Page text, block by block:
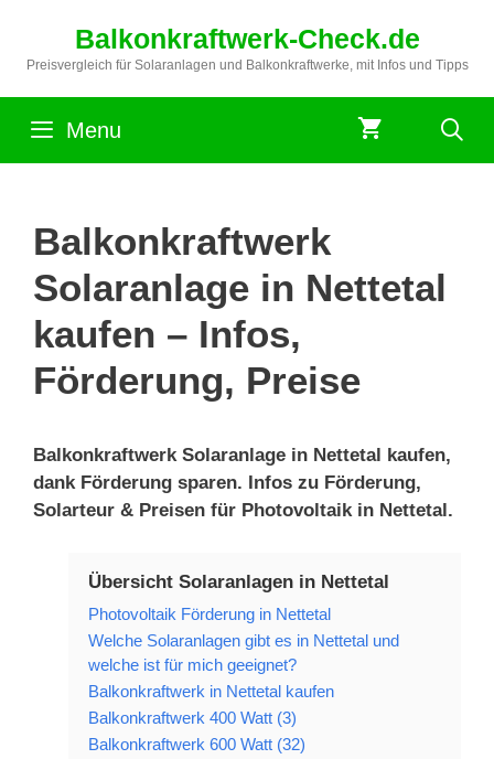
springen
Balkonkraftwerk-Check.de
Preisvergleich für Solaranlagen und Balkonkraftwerke, mit Infos und Tipps
Menu
Balkonkraftwerk
Solaranlage in Nettetal
kaufen – Infos,
Förderung, Preise
Balkonkraftwerk Solaranlage in Nettetal kaufen,
dank Förderung sparen. Infos zu Förderung,
Solarteur & Preisen für Photovoltaik in Nettetal.
Übersicht Solaranlagen in Nettetal
Photovoltaik Förderung in Nettetal
Welche Solaranlagen gibt es in Nettetal und
welche ist für mich geeignet?
Balkonkraftwerk in Nettetal kaufen
Balkonkraftwerk 400 Watt (3)
Balkonkraftwerk 600 Watt (32)